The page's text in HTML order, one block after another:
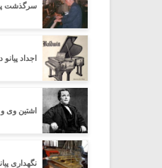
سرگذشت
اجداد پیانو
اشتین وی
نگهداری